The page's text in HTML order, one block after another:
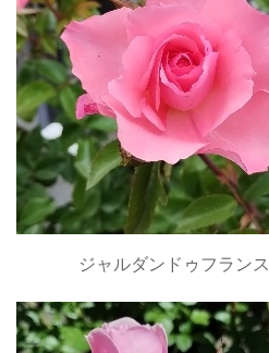
ジャルダンドゥフランス